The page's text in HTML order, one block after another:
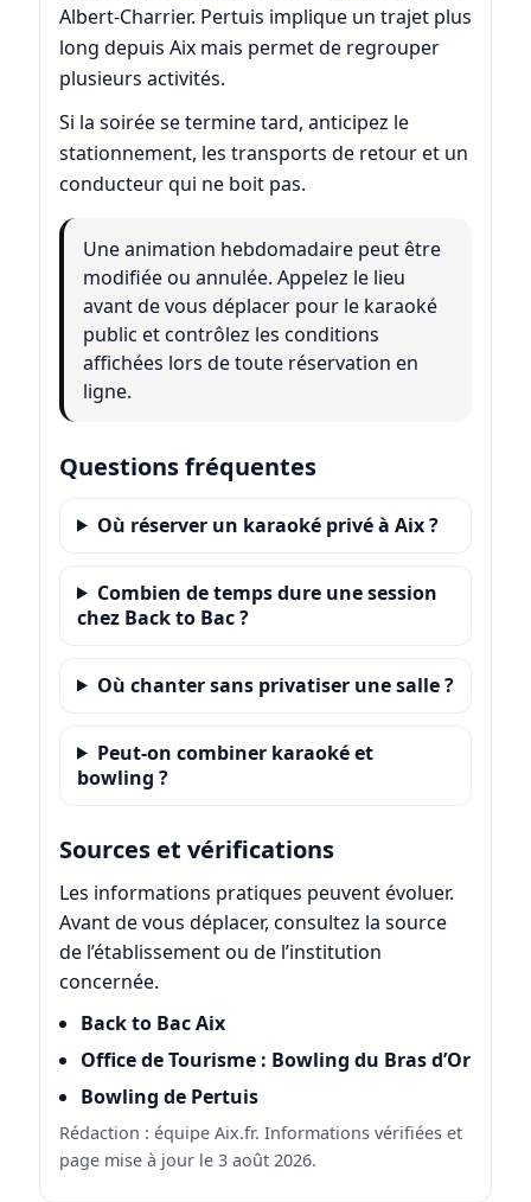
Albert-Charrier. Pertuis implique un trajet plus
long depuis Aix mais permet de regrouper
plusieurs activités.
Si la soirée se termine tard, anticipez le
stationnement, les transports de retour et un
conducteur qui ne boit pas.
Une animation hebdomadaire peut être
modifiée ou annulée. Appelez le lieu
avant de vous déplacer pour le karaoké
public et contrôlez les conditions
affichées lors de toute réservation en
ligne.
Questions fréquentes
Où réserver un karaoké privé à Aix ?
Combien de temps dure une session
chez Back to Bac ?
Où chanter sans privatiser une salle ?
Peut-on combiner karaoké et
bowling ?
Sources et vérifications
Les informations pratiques peuvent évoluer.
Avant de vous déplacer, consultez la source
de l’établissement ou de l’institution
concernée.
Back to Bac Aix
Office de Tourisme : Bowling du Bras d’Or
Bowling de Pertuis
Rédaction : équipe Aix.fr. Informations vérifiées et
page mise à jour le 3 août 2026.